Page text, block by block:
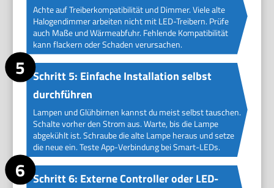
Achte auf Treiberkompatibilität und Dimmer. Viele alte
Halogendimmer arbeiten nicht mit LED-Treibern. Prüfe
auch Maße und Wärmeabfuhr. Fehlende Kompatibilität
kann flackern oder Schaden verursachen.
Schritt 5: Einfache Installation selbst
durchführen
Lampen und Glühbirnen kannst du meist selbst tauschen.
Schalte vorher den Strom aus. Warte, bis die Lampe
abgekühlt ist. Schraube die alte Lampe heraus und setze
die neue ein. Teste App-Verbindung bei Smart-LEDs.
Schritt 6: Externe Controller oder LED-